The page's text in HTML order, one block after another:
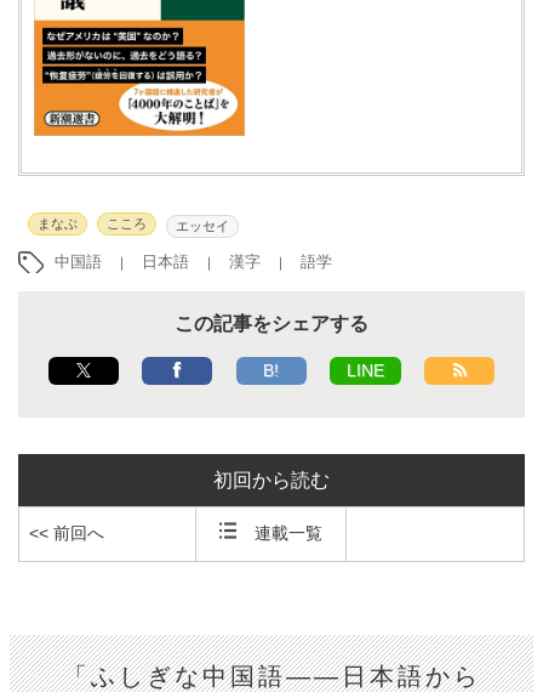
まなぶ こころ エッセイ
中国語 日本語 漢字 語学
この記事をシェアする
B! LINE
初回から読む
<< 前回へ 連載一覧
「ふしぎな中国語――日本語から